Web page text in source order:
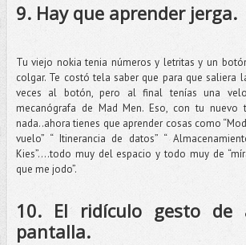
9. Hay que aprender jerga.
Tu viejo nokia tenia números y letritas y un
colgar. Te costó tela saber que para que saliera
veces al botón, pero al final tenías una
mecanógrafa de Mad Men. Eso, con tu
nada..ahora tienes que aprender cosas como
vuelo” “ Itinerancia de datos” “
Kies”….todo muy del espacio y todo muy de
que me jodo”.
10. El ridículo gesto de
pantalla.